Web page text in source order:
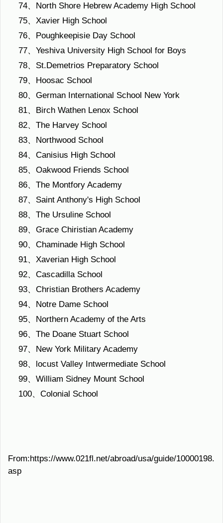
74、North Shore Hebrew Academy High School
75、Xavier High School
76、Poughkeepisie Day School
77、Yeshiva University High School for Boys
78、St.Demetrios Preparatory School
79、Hoosac School
80、German International School New York
81、Birch Wathen Lenox School
82、The Harvey School
83、Northwood School
84、Canisius High School
85、Oakwood Friends School
86、The Montfory Academy
87、Saint Anthony's High School
88、The Ursuline School
89、Grace Chiristian Academy
90、Chaminade High School
91、Xaverian High School
92、Cascadilla School
93、Christian Brothers Academy
94、Notre Dame School
95、Northern Academy of the Arts
96、The Doane Stuart School
97、New York Military Academy
98、locust Valley Intwermediate School
99、William Sidney Mount School
100、Colonial School
From:https://www.021fl.net/abroad/usa/guide/10000198.
asp